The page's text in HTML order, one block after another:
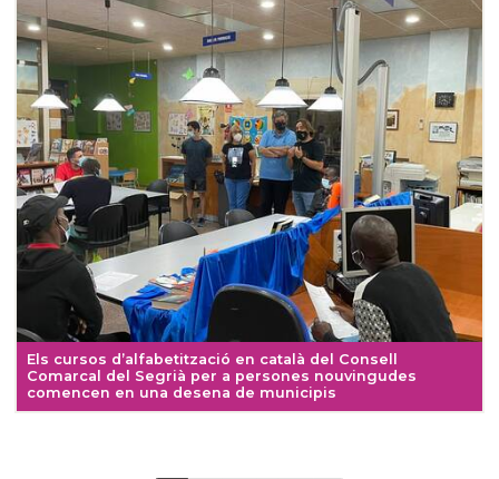
Els cursos d’alfabetització en català del Consell
Comarcal del Segrià per a persones nouvingudes
comencen en una desena de municipis